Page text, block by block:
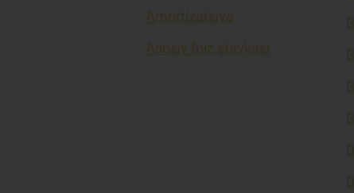
Amortizatsiya
Asosiy foiz stavkasi